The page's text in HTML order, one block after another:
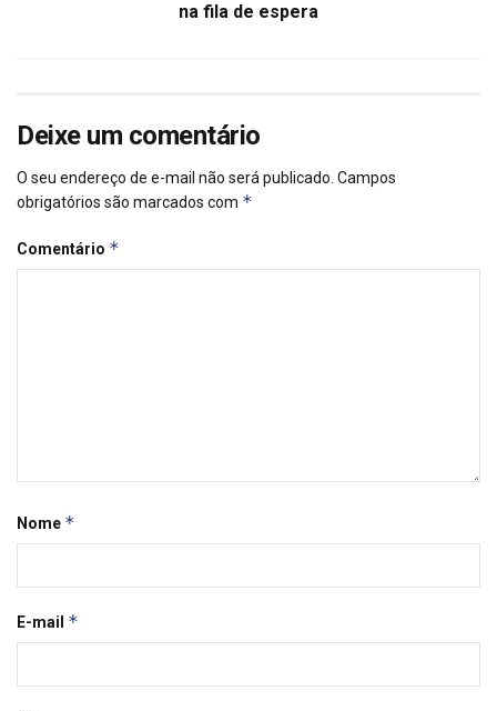
na fila de espera
Deixe um comentário
O seu endereço de e-mail não será publicado. Campos
obrigatórios são marcados com *
Comentário *
Nome *
E-mail *